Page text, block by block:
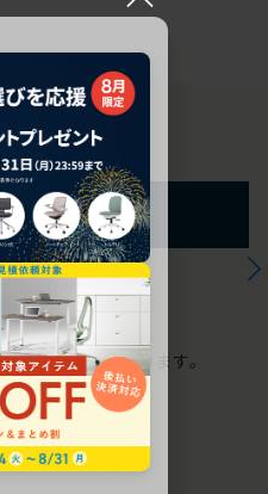
合わせ
お問い合わせ
間対応しております。
合わせ営業日